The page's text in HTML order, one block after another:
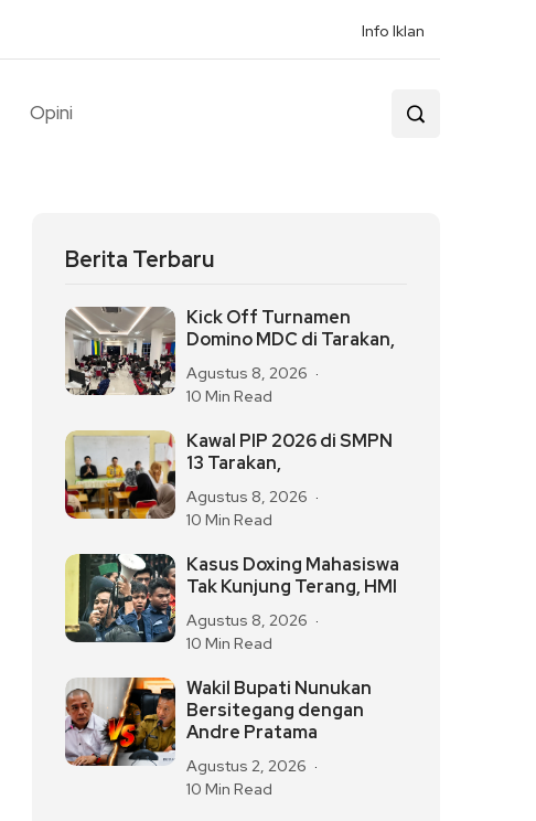
Info Iklan
Opini
Berita Terbaru
Kick Off Turnamen
Domino MDC di Tarakan,
Agustus 8, 2026
10 Min Read
Kawal PIP 2026 di SMPN
13 Tarakan,
Agustus 8, 2026
10 Min Read
Kasus Doxing Mahasiswa
Tak Kunjung Terang, HMI
Agustus 8, 2026
10 Min Read
Wakil Bupati Nunukan
Bersitegang dengan
Andre Pratama
Agustus 2, 2026
10 Min Read